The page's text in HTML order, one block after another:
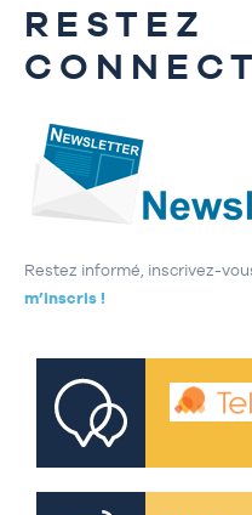
RESTEZ
Restez informé, inscrivez-
m’inscris !